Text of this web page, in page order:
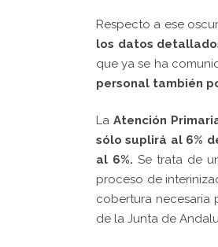
Respecto a ese
los datos
que ya se ha
personal también
LaAtención
sólo suplirá al 6%
al 6%.Se trata de
proceso de
cobertura necesaria
de la Junta de